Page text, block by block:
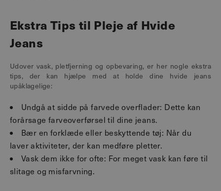
Ekstra Tips til Pleje af Hvide
Jeans
Udover vask, pletfjerning og opbevaring, er her nogle ekstra
tips, der kan hjælpe med at holde dine hvide jeans
upåklagelige:
Undgå at sidde på farvede overflader: Dette kan
forårsage farveoverførsel til dine jeans.
Bær en forklæde eller beskyttende tøj: Når du
laver aktiviteter, der kan medføre pletter.
Vask dem ikke for ofte: For meget vask kan føre til
slitage og misfarvning.